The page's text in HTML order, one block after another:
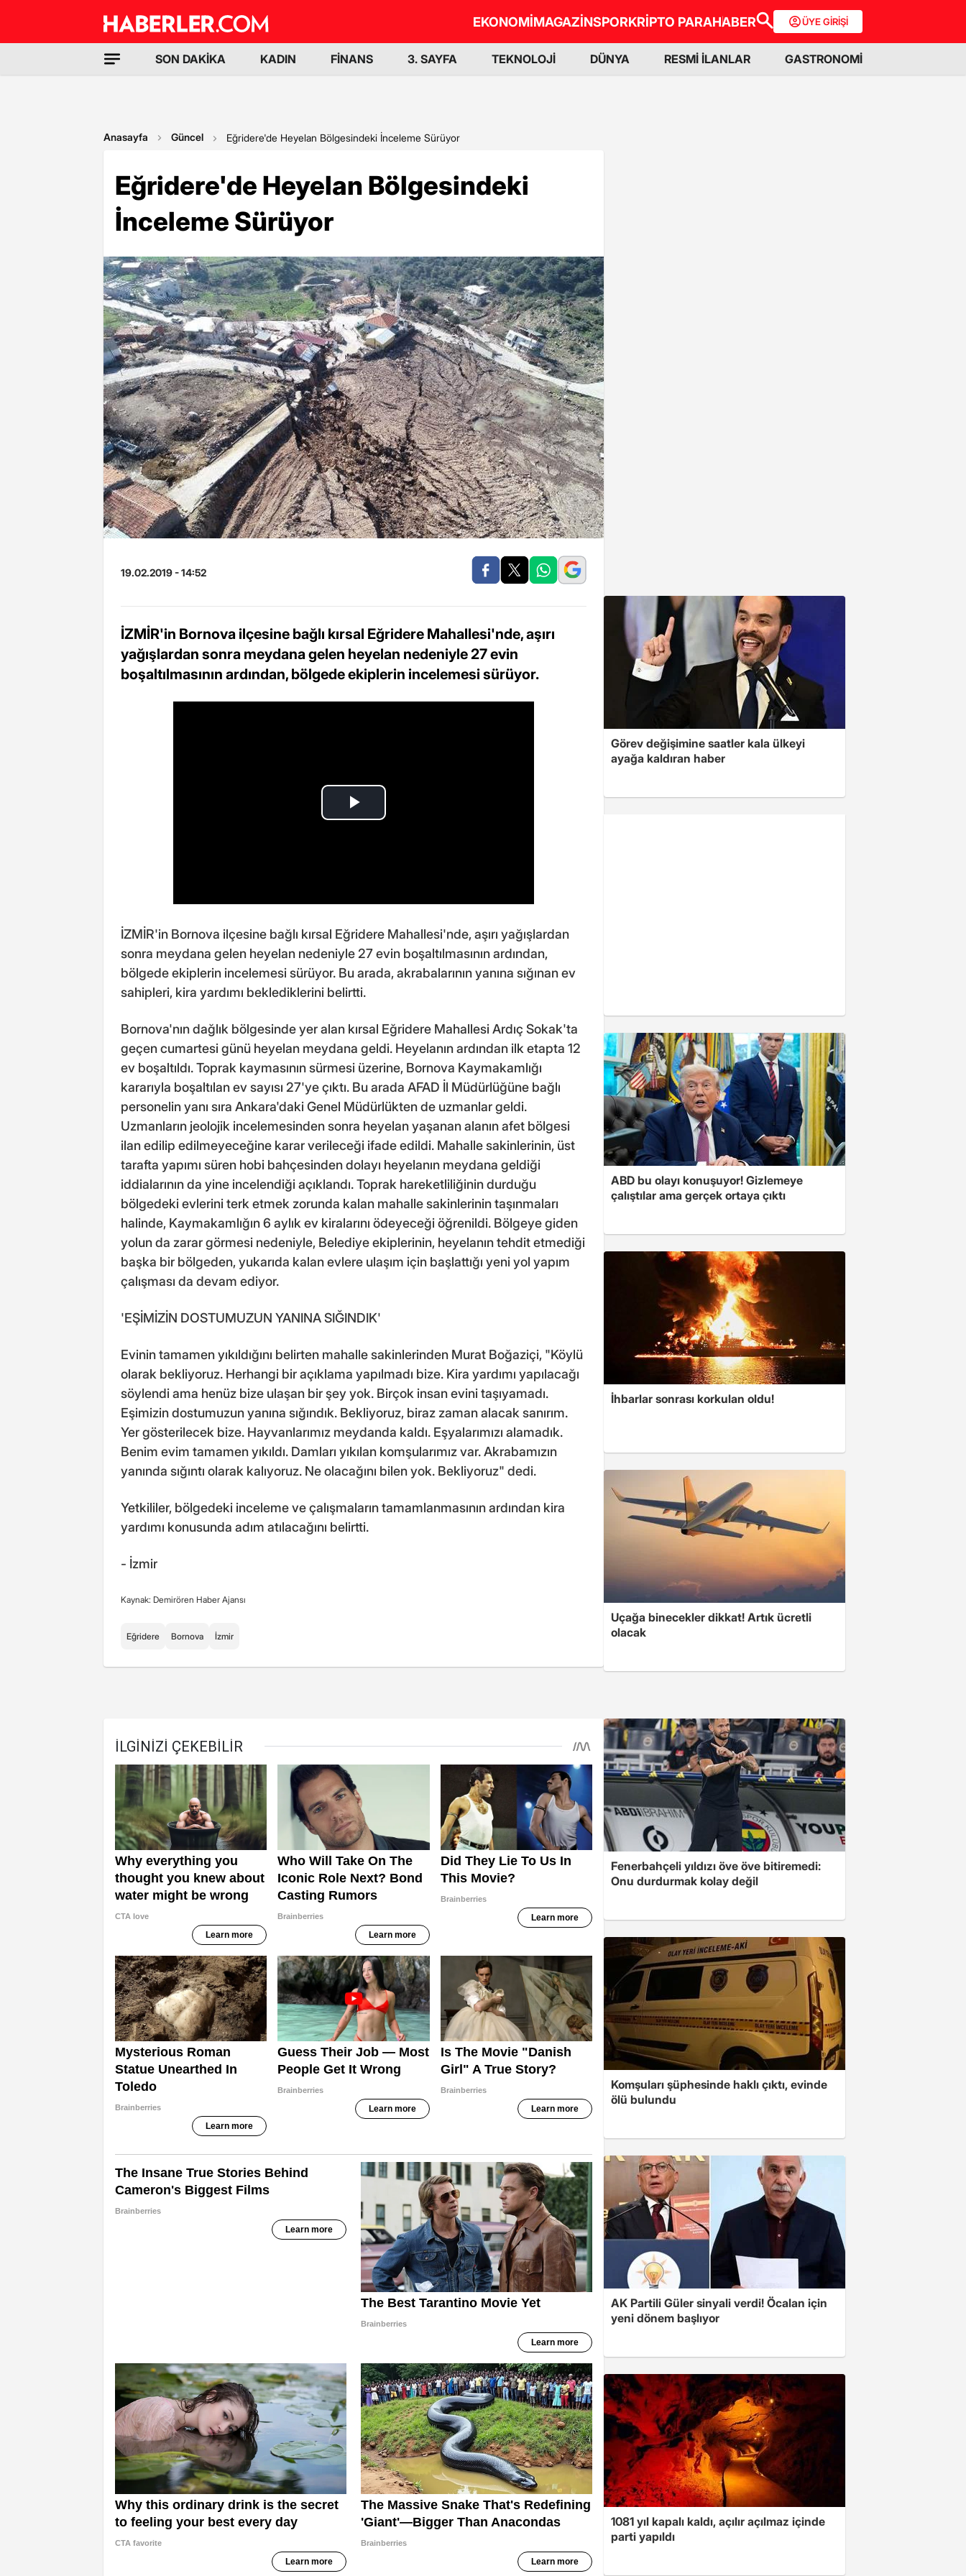
EKONOMİMAGAZİNSPORKRİPTO PARAHABER ÜYE GİRİŞİ
SON DAKİKA KADIN FİNANS 3. SAYFA TEKNOLOJİ DÜNYA RESMİ İLANLAR GASTRONOMİ
Anasayfa Güncel Eğridere'de Heyelan Bölgesindeki İnceleme Sürüyor
Eğridere'de Heyelan Bölgesindeki
İnceleme Sürüyor
19.02.2019 - 14:52
İZMİR'in Bornova ilçesine bağlı kırsal Eğridere Mahallesi'nde, aşırı
yağışlardan sonra meydana gelen heyelan nedeniyle 27 evin
boşaltılmasının ardından, bölgede ekiplerin incelemesi sürüyor.
İZMİR'in Bornova ilçesine bağlı kırsal Eğridere Mahallesi'nde, aşırı yağışlardan
sonra meydana gelen heyelan nedeniyle 27 evin boşaltılmasının ardından,
bölgede ekiplerin incelemesi sürüyor. Bu arada, akrabalarının yanına sığınan ev
sahipleri, kira yardımı beklediklerini belirtti.
Bornova'nın dağlık bölgesinde yer alan kırsal Eğridere Mahallesi Ardıç Sokak'ta
geçen cumartesi günü heyelan meydana geldi. Heyelanın ardından ilk etapta 12
ev boşaltıldı. Toprak kaymasının sürmesi üzerine, Bornova Kaymakamlığı
kararıyla boşaltılan ev sayısı 27'ye çıktı. Bu arada AFAD İl Müdürlüğüne bağlı
personelin yanı sıra Ankara'daki Genel Müdürlükten de uzmanlar geldi.
Uzmanların jeolojik incelemesinden sonra heyelan yaşanan alanın afet bölgesi
ilan edilip edilmeyeceğine karar verileceği ifade edildi. Mahalle sakinlerinin, üst
tarafta yapımı süren hobi bahçesinden dolayı heyelanın meydana geldiği
iddialarının da yine incelendiği açıklandı. Toprak hareketliliğinin durduğu
bölgedeki evlerini terk etmek zorunda kalan mahalle sakinlerinin taşınmaları
halinde, Kaymakamlığın 6 aylık ev kiralarını ödeyeceği öğrenildi. Bölgeye giden
yolun da zarar görmesi nedeniyle, Belediye ekiplerinin, heyelanın tehdit etmediği
başka bir bölgeden, yukarıda kalan evlere ulaşım için başlattığı yeni yol yapım
çalışması da devam ediyor.
'EŞİMİZİN DOSTUMUZUN YANINA SIĞINDIK'
Evinin tamamen yıkıldığını belirten mahalle sakinlerinden Murat Boğaziçi, "Köylü
olarak bekliyoruz. Herhangi bir açıklama yapılmadı bize. Kira yardımı yapılacağı
söylendi ama henüz bize ulaşan bir şey yok. Birçok insan evini taşıyamadı.
Eşimizin dostumuzun yanına sığındık. Bekliyoruz, biraz zaman alacak sanırım.
Yer gösterilecek bize. Hayvanlarımız meydanda kaldı. Eşyalarımızı alamadık.
Benim evim tamamen yıkıldı. Damları yıkılan komşularımız var. Akrabamızın
yanında sığıntı olarak kalıyoruz. Ne olacağını bilen yok. Bekliyoruz" dedi.
Yetkililer, bölgedeki inceleme ve çalışmaların tamamlanmasının ardından kira
yardımı konusunda adım atılacağını belirtti.
- İzmir
Kaynak: Demirören Haber Ajansı
Eğridere Bornova İzmir
Görev değişimine saatler kala ülkeyi
ayağa kaldıran haber
ABD bu olayı konuşuyor! Gizlemeye
çalıştılar ama gerçek ortaya çıktı
İhbarlar sonrası korkulan oldu!
Uçağa binecekler dikkat! Artık ücretli
olacak
Fenerbahçeli yıldızı öve öve bitiremedi:
Onu durdurmak kolay değil
Komşuları şüphesinde haklı çıktı, evinde
ölü bulundu
AK Partili Güler sinyali verdi! Öcalan için
yeni dönem başlıyor
1081 yıl kapalı kaldı, açılır açılmaz içinde
parti yapıldı